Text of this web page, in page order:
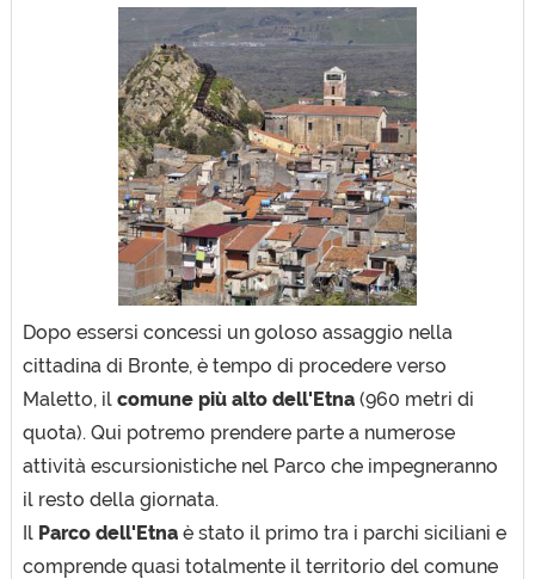
Dopo essersi concessi un goloso assaggio nella
cittadina di Bronte, è tempo di procedere verso
Maletto, il comune più alto dell'Etna (960 metri di
quota). Qui potremo prendere parte a numerose
attività escursionistiche nel Parco che impegneranno
il resto della giornata.
Il Parco dell'Etna è stato il primo tra i parchi siciliani e
comprende quasi totalmente il territorio del comune